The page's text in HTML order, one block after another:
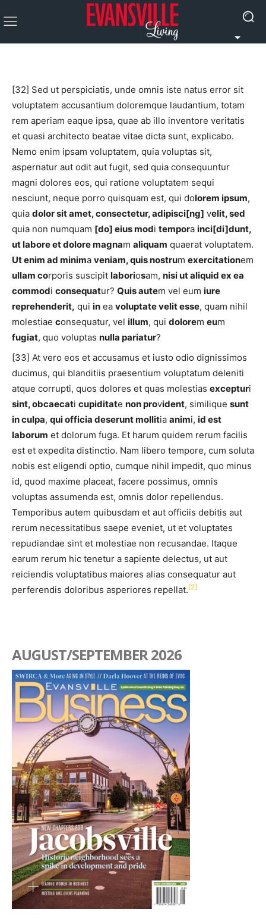
[32] Sed ut perspiciatis, unde omnis iste natus error sit
voluptatem accusantium doloremque laudantium, totam
rem aperiam eaque ipsa, quae ab illo inventore veritatis
et quasi architecto beatae vitae dicta sunt, explicabo.
Nemo enim ipsam voluptatem, quia voluptas sit,
aspernatur aut odit aut fugit, sed quia consequuntur
magni dolores eos, qui ratione voluptatem sequi
nesciunt, neque porro quisquam est, qui dolorem ipsum,
quia dolor sit amet, consectetur, adipisci[ng] velit, sed
quia non numquam [do] eius modi tempora inci[di]dunt,
ut labore et dolore magnam aliquam quaerat voluptatem.
Ut enim ad minima veniam, quis nostrum exercitationem
ullam corporis suscipit laboriosam, nisi ut aliquid ex ea
commodi consequatur? Quis autem vel eum iure
reprehenderit, qui in ea voluptate velit esse, quam nihil
molestiae consequatur, vel illum, qui dolorem eum
fugiat, quo voluptas nulla pariatur?
[33] At vero eos et accusamus et iusto odio dignissimos
ducimus, qui blanditiis praesentium voluptatum deleniti
atque corrupti, quos dolores et quas molestias excepturi
sint, obcaecati cupiditate non provident, similique sunt
in culpa, qui officia deserunt mollitia animi, id est
laborum et dolorum fuga. Et harum quidem rerum facilis
est et expedita distinctio. Nam libero tempore, cum soluta
nobis est eligendi optio, cumque nihil impedit, quo minus
id, quod maxime placeat, facere possimus, omnis
voluptas assumenda est, omnis dolor repellendus.
Temporibus autem quibusdam et aut officiis debitis aut
rerum necessitatibus saepe eveniet, ut et voluptates
repudiandae sint et molestiae non recusandae. Itaque
earum rerum hic tenetur a sapiente delectus, ut aut
reiciendis voluptatibus maiores alias consequatur aut
perferendis doloribus asperiores repellat. [2]
AUGUST/SEPTEMBER 2026